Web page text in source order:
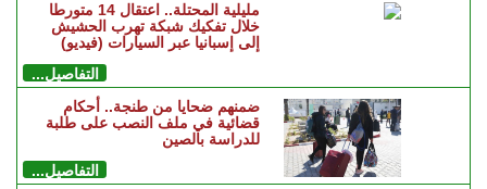
مليلية المحتلة.. اعتقال 14 متورطا
خلال تفكيك شبكة تهرب الحشيش
إلى إسبانيا عبر السيارات (فيديو)
التفاصيل...
ضمنهم ضحايا من طنجة.. أحكام
قضائية في ملف النصب على طلبة
للدراسة بالصين
التفاصيل...